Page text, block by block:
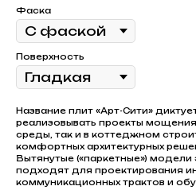
Фаска
Поверхность
Название плит «Арт-Сити»
реализовывать проекты
среды, так и в коттеджном
комфортных архитектурных
Вытянутые («паркетные»)
подходят для проектирования
коммуникационных трактов и